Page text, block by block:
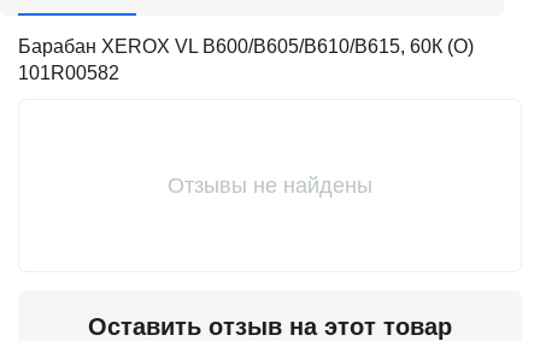
Барабан XEROX VL B600/B605/B610/B615, 60К (О)
101R00582
Отзывы не найдены
Оставить отзыв на этот товар